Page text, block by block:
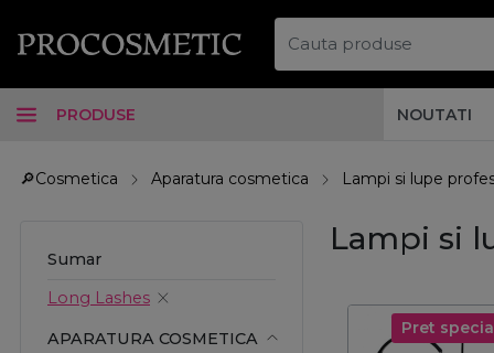
PRODUSE NOUTATI
🔎Cosmetica Aparatura cosmetica Lampi si lupe
Sumar
Long Lashes
APARATURA COSMETICA
Lampi si
Pret